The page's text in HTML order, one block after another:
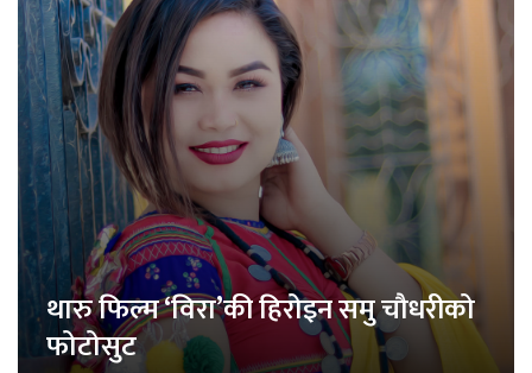
थारु फिल्म ‘विरा’की हिरोइन समु चौधरीको
फोटोसुट